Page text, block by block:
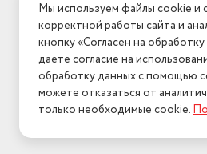
Мы используем файлы cookie и
корректной работы сайта и
кнопку «Согласен на
даете согласие на
обработку данных с помощью
можете отказаться от
только необходимые cookie.